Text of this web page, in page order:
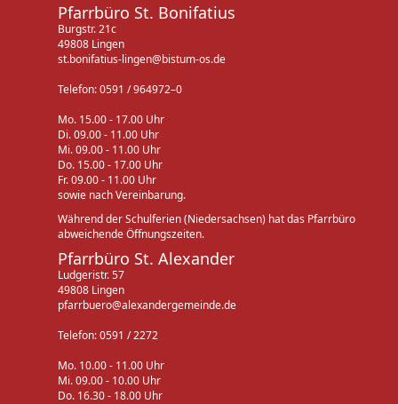
Pfarrbüro St. Bonifatius
Burgstr. 21c
49808 Lingen
st.bonifatius-lingen@bistum-os.de
Telefon: 0591 / 964972–0
Mo. 15.00 - 17.00 Uhr
Di. 09.00 - 11.00 Uhr
Mi. 09.00 - 11.00 Uhr
Do. 15.00 - 17.00 Uhr
Fr. 09.00 - 11.00 Uhr
sowie nach Vereinbarung.
Während der Schulferien (Niedersachsen) hat das Pfarrbüro
abweichende Öffnungszeiten.
Pfarrbüro St. Alexander
Ludgeristr. 57
49808 Lingen
pfarrbuero@alexandergemeinde.de
Telefon: 0591 / 2272
Mo. 10.00 - 11.00 Uhr
Mi. 09.00 - 10.00 Uhr
Do. 16.30 - 18.00 Uhr